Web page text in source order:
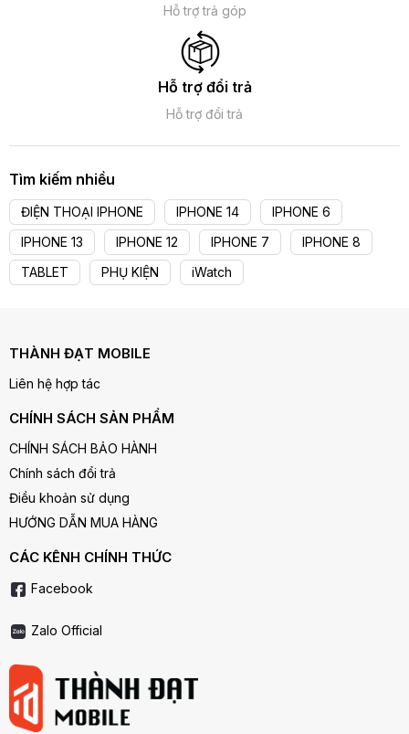
Hỗ trợ trả góp
Hỗ trợ đổi trả
Hỗ trợ đổi trả
Tìm kiếm nhiều
ĐIỆN THOẠI IPHONE IPHONE 14
IPHONE 6
IPHONE 13
IPHONE 12 IPHONE 7
IPHONE 8
TABLET
PHỤ KIỆN iWatch
THÀNH ĐẠT MOBILE
Liên hệ hợp tác
CHÍNH SÁCH SẢN PHẨM
CHÍNH SÁCH BẢO HÀNH
Chính sách đổi trả
Điều khoản sử dụng
HƯỚNG DẪN MUA HÀNG
CÁC KÊNH CHÍNH THỨC
Facebook
Zalo Official